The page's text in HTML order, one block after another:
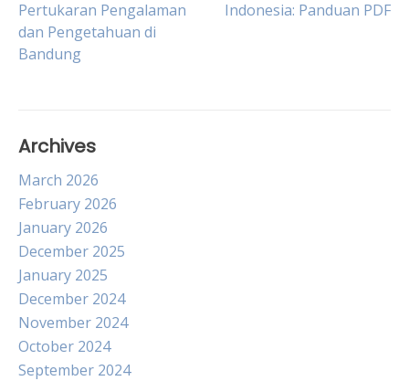
navigation
Pertukaran Pengalaman
dan Pengetahuan di
Bandung
Indonesia: Panduan PDF
Archives
March 2026
February 2026
January 2026
December 2025
January 2025
December 2024
November 2024
October 2024
September 2024